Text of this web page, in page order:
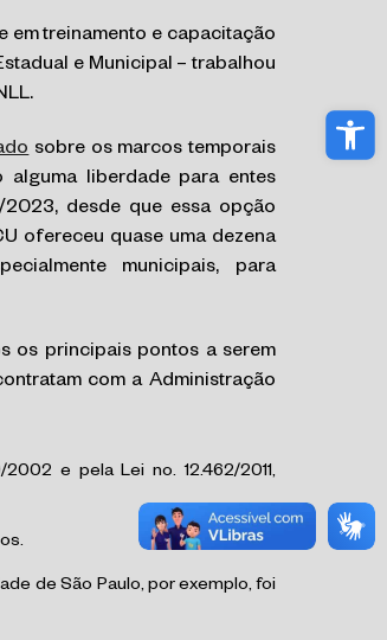
em treinamento e capacitação
e Municipal – trabalhou
sobre os marcos temporais
alguma liberdade para entes
desde que essa opção
ofereceu quase uma dezena
municipais, para
os principais pontos a serem
com a Administração
e pela Lei no. 12.462/2011,
de São Paulo, por exemplo, foi